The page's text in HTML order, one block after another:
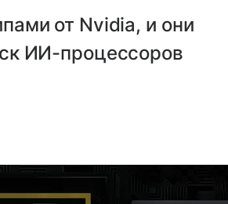
от Nvidia, и они
ИИ-процессоров